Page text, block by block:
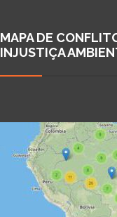
MAPA DE
INJUSTIÇA